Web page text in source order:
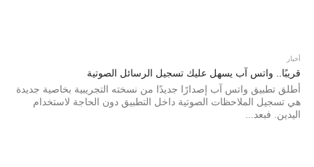
أخبار
قريبًا.. واتس آب يسهل عليك تسجيل الرسائل الصوتية
أطلق تطبيق واتس آب إصدارًا جديدًا من نسخته التجريبية بخاصية جديدة
هي تسجيل الملاحظات الصوتية داخل التطبيق دون الحاجة لاستخدام
اليدين. فبعد...